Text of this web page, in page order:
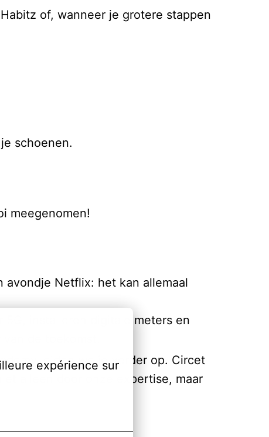
expérience sur
of, wanneer je grotere stappen
schoenen.
meegenomen!
Netflix: het kan allemaal
installeren digitale meters en
de toekomst.
leiden we je verder op. Circet
alleen door onze expertise, maar